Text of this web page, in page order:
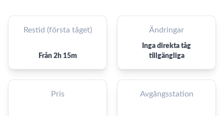
Restid (första tåget)
Från 2h 15m
Pris
Ändringar
Inga direkta tåg
tillgängliga
Avgångsstation